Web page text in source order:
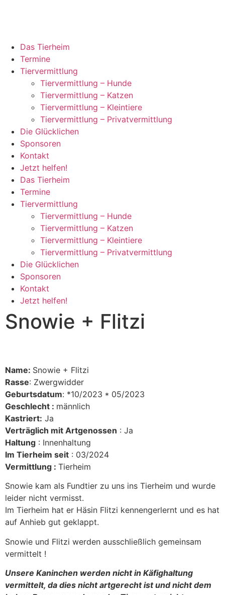
Das Tierheim
Termine
Tiervermittlung
Tiervermittlung – Hunde
Tiervermittlung – Katzen
Tiervermittlung – Kleintiere
Tiervermittlung – Privatvermittlung
Die Glücklichen
Sponsoren
Kontakt
Jetzt helfen!
Das Tierheim
Termine
Tiervermittlung
Tiervermittlung – Hunde
Tiervermittlung – Katzen
Tiervermittlung – Kleintiere
Tiervermittlung – Privatvermittlung
Die Glücklichen
Sponsoren
Kontakt
Jetzt helfen!
Snowie + Flitzi
Name: Snowie + Flitzi
Rasse: Zwergwidder
Geburtsdatum: *10/2023 * 05/2023
Geschlecht : männlich
Kastriert: Ja
Verträglich mit Artgenossen : Ja
Haltung : Innenhaltung
Im Tierheim seit : 03/2024
Vermittlung : Tierheim
Snowie kam als Fundtier zu uns ins Tierheim und wurde
leider nicht vermisst.
Im Tierheim hat er Häsin Flitzi kennengerlernt und es hat
auf Anhieb gut geklappt.
Snowie und Flitzi werden ausschließlich gemeinsam
vermittelt !
Unsere Kaninchen werden nicht in Käfighaltung
vermittelt, da dies nicht artgerecht ist und nicht dem